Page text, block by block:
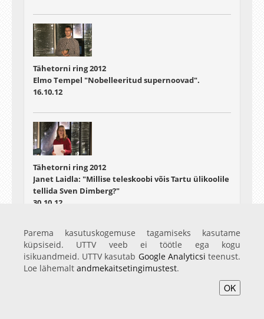
Tähetorni ring 2012
Elmo Tempel "Nobelleeritud supernoovad".
16.10.12
Tähetorni ring 2012
Janet Laidla: "Millise teleskoobi võis Tartu ülikoolile
tellida Sven Dimberg?"
30.10.12
Parema kasutuskogemuse tagamiseks kasutame
küpsiseid. UTTV veeb ei töötle ega kogu
isikuandmeid. UTTV kasutab Google Analyticsi teenust.
Loe lähemalt andmekaitsetingimustest.
OK